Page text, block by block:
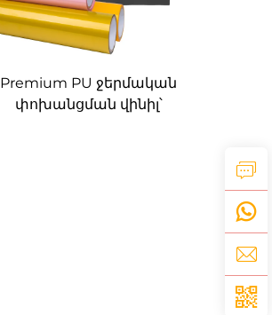
Premium PU ջերմական
փոխանցման վինիլ՝